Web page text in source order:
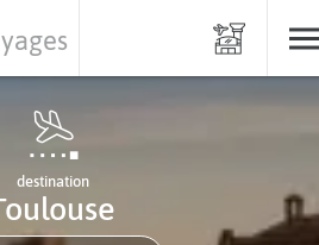
destination
Toulouse